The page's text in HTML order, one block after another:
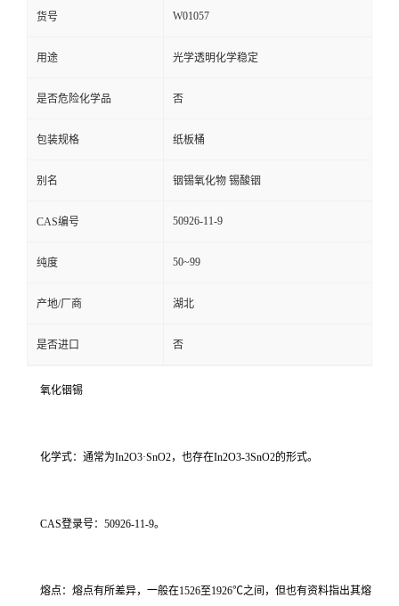
货号 W01057
用途 光学透明化学稳定
是否危险化学品 否
包装规格 纸板桶
别名 铟锡氧化物 锡酸铟
CAS编号 50926-11-9
纯度 50~99
产地/厂商 湖北
是否进口 否
氧化铟锡
化学式：通常为In2O3·SnO2，也存在In2O3-3SnO2的形式。
CAS登录号：50926-11-9。
熔点：熔点有所差异，一般在1526至1926℃之间，但也有资料指出其熔